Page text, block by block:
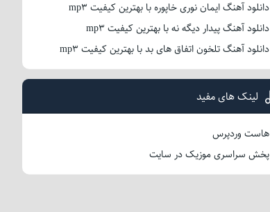
دانلود آهنگ ایمان نوری خاپوره با بهترین کیفیت mp3
دانلود آهنگ پیدار دیگه نه با بهترین کیفیت mp3
دانلود آهنگ تلخون اتفاق های بد با بهترین کیفیت mp3
لینک های مفید
هاست وردپرس
پخش سراسری موزیک در سایت